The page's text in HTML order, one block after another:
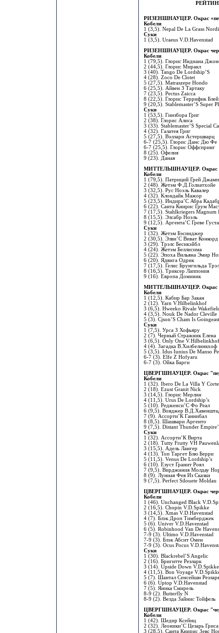
РИЗЕНШНАУЦЕР. Окрас
Кобели
1 (3,5). Nepal De La Grass
Суки
1 (3,5). Uraeus V.D.Havenstad
РИЗЕНШНАУЦЕР. Окрас
Кобели
1 (79,5). Глорис Индиана
2 (44,5). Глорис Миракл
3 (40). Tango De Lordship’S
4 (28). Zoco De Clotet
5 (27,5). Matraszepe Hondo
6 (25,5). Айвен З Тартаку
7 (23,5). Pectus Zaicca
8 (22,5). Глорис Террифик
9 (20,5). Stablemaster’S Super
Суки
1 (53,5). Гинзбора Григ
2 (38). Глорис Алиса
3 (33). Stablemaster’S Special
4 (32). Галатея Григ
5 (27,5). Вэллари Астершварц
6-7 (25,5). Глорис Данс Дю Фе
6-7 (25,5). Глорис Оффспринг
8 (25). Офелия
9 (23). Даная
МИТТЕЛЬШНАУЦЕР. Окрас
Кобели
1 (79,5). Патриций Грей Джамп
2 (48). Жетэм Ф.Д.Голиатхойе
3 (32,5). Рус Ноэль Кавалер
4 (32). Клондайк Мажор
5 (23,5). Индира’С Абра
6 (22). Санта Книрис Грум
7 (17,5). Stahlkriegers Magnum
8 (15,5). Элсабр Ноэль
9 (12,5). Аргента’С Греве
Суки
1 (32). Жетэм Бэсинджер
2 (30,5). Элви’С Виват Конкорд
3 (29). Трэлс Бесикэйбл
4 (24). Жетэм Беллисима
5 (22). Эпоха Вильяна Эмир
6 (20). Ядвига Одрик
7 (17,5). Гелис Брунгильда
8 (16,5). Триксер Лаппония
9 (16). Европа Доминик
МИТТЕЛЬШНАУЦЕР. Окрас
Кобели
1 (12,5). Кабир Бар Закан
2 (12). Yarn V.Hilbelinkhof
3 (6,5). Hweeko Rivale
4 (3,5). Nouk De Nador Cleville
5 (3). Cjson’S Cham Is
Суки
1 (7,5). Урса З Хофьяру
2 (7). Черный Стражник Елена
3 (6,5). Only One
4 (4). Загадка В.Хилбелинкхоф
5 (3,5). Idus Iunius De Manso
6-7 (3). Elfe Z Hofyaru
6-7 (3). Ойка Барги
ЦВЕРГШНАУЦЕР. Окрас
Кобели
1 (32). Ibero De La Villa Y Corte
2 (18). Ezust Granit Nick
3 (14,5). Глорис Мерлин
4 (11,5). Urus De Lordship’s
5 (10). Редженси’С Фо Реал
6 (9,5). Вояджер
7 (9). Ассорти’К Ганнибал
8 (8,5). Шашвари Аргенто
9 (7,5). Distant Thunder
Суки
1 (32). Ассорти’К Вирта
2 (18). Tutty Frutty VH
3 (15,5). Адель Лангер
4 (13). Топ Таргет Блю Берри
5 (11,5). Venus De Lordship’s
6 (10). Езуст Гранит Роял
7 (9,5). Вирджиния Молдау
8 (9). Лунная Фея Из Сказки
9 (7,5). Perfect Silouete Moldau
ЦВЕРГШНАУЦЕР. Окрас
Кобели
1 (46). Unchanged Black
2 (16,5). Chopin V.D.Spikke
3 (14,5). Xmas V.D.Havenstad
4 (7). Блэк Дроп Тимберджек
5 (6). Univer V.D.Havenstad
6 (5). Robinhood Van De
7-9 (3). Ultimo V.D.Havenstad
7-9 (3). Блэк Абсит Омен
7-9 (3). Ocus Pocus
Суки
1 (30). Blackrebel’S Angelic
2 (16). Бригитте Резларк
3 (14). Upside Down V.D.Spikke
4 (11,5). Bon Voyage
5 (7). Шантал Сенсейшн
6 (6). Uptop V.D.Havenstad
7 (5). Яника Смирель
8-9 (2). Butterfly N
8-9 (2). Велда Зайнис Тойфель
ЦВЕРГШНАУЦЕР. Окрас
Кобели
1 (42). Шедир Ксейнц
2 (32). Леоники’С Цезарь Гриса
3 (28,5). Санта Книрис Зевс